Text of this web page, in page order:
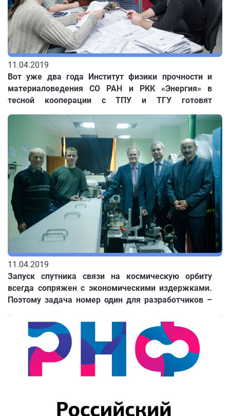
11.04.2019
Вот уже два года Институт физики прочности и
материаловедения СО РАН и РКК «Энергия» в
тесной кооперации с ТПУ и ТГУ готовят
Международной космической станции. Обо всем
этом рассказывает Евгений КОЛУБАЕВ,
заместитель директора института по научной
работе.
11.04.2019
Запуск спутника связи на космическую орбиту
всегда сопряжен с экономическими издержками.
Поэтому задача номер один для разработчиков –
сделать так, чтобы дорогостоящий, технически
сложный объект отработал по максимуму.